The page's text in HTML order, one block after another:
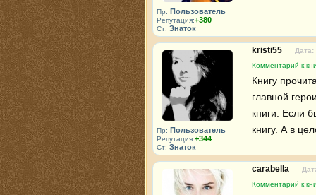
Пр: Пользователь
Репутация:+380
Ст: Знаток
Пр: Пользователь
Репутация:+344
Ст: Знаток
kristi55
Дата:
Комментарий к
Книгу
главной
книги. Если
книгу. А в
carabella
Комментарий к